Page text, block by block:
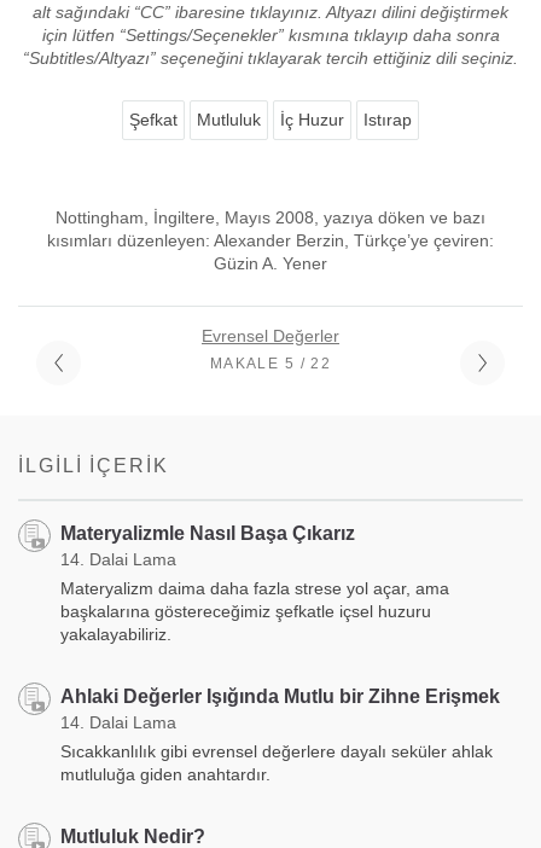
alt sağındaki “CC” ibaresine tıklayınız. Altyazı dilini değiştirmek
için lütfen “Settings/Seçenekler” kısmına tıklayıp daha sonra
“Subtitles/Altyazı” seçeneğini tıklayarak tercih ettiğiniz dili seçiniz.
Şefkat Mutluluk İç Huzur Istırap
Nottingham, İngiltere, Mayıs 2008, yazıya döken ve bazı
kısımları düzenleyen: Alexander Berzin, Türkçe’ye çeviren:
Güzin A. Yener
Evrensel Değerler
MAKALE 5 / 22
İLGILI İÇERIK
Materyalizmle Nasıl Başa Çıkarız
14. Dalai Lama
Materyalizm daima daha fazla strese yol açar, ama
başkalarına göstereceğimiz şefkatle içsel huzuru
yakalayabiliriz.
Ahlaki Değerler Işığında Mutlu bir Zihne Erişmek
14. Dalai Lama
Sıcakkanlılık gibi evrensel değerlere dayalı seküler ahlak
mutluluğa giden anahtardır.
Mutluluk Nedir?